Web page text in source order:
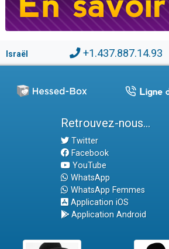
Israël +1.437.887.14.93
Retrouvez-nous...
Twitter
Facebook
YouTube
WhatsApp
WhatsApp Femmes
Application iOS
Application Android